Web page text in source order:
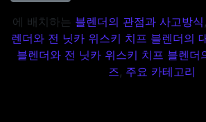
에 배치하는 블렌더의 관점과 사고방식 ,
렌더와 전 닛카 위스키 치프 블렌더의
블렌더와 전 닛카 위스키 치프 블렌더
즈, 주요 카테고리